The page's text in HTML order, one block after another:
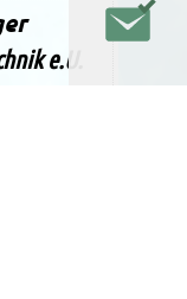
e.U.